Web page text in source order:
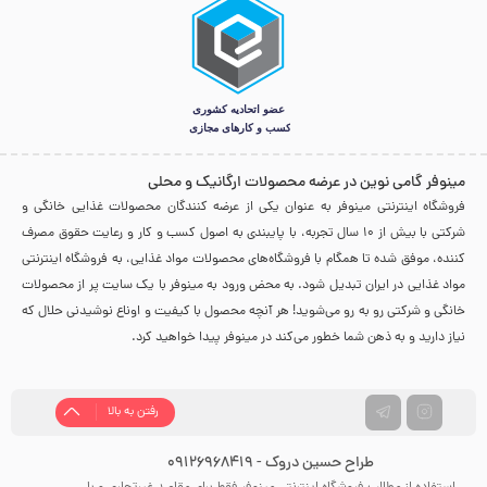
مینوفر گامی نوین در عرضه محصولات ارگانیک و محلی
فروشگاه اینترنتی مینوفر به عنوان یکی از عرضه کنندگان محصولات غذایی خانگی و
شرکتی با بیش از 10 سال تجربه، با پایبندی به اصول کسب و کار و رعایت حقوق مصرف
کننده، موفق شده تا همگام با فروشگاه‌های محصولات مواد غذایی، به فروشگاه اینترنتی
مواد غذایی در ایران تبدیل شود. به محض ورود به مینوفر با یک سایت پر از محصولات
خانگی و شرکتی رو به رو می‌شوید! هر آنچه محصول با کیفیت و اوناع نوشیدنی حلال که
نیاز دارید و به ذهن شما خطور می‌کند در مینوفر پیدا خواهید کرد.
رفتن به بالا
طراح حسین دروک - 09126968419